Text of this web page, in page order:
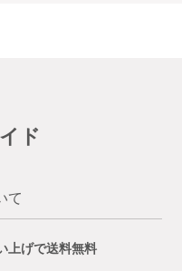
ド
て
上げで送料無料